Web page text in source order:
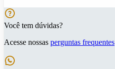
Você tem dúvidas?
Acesse nossas perguntas frequentes